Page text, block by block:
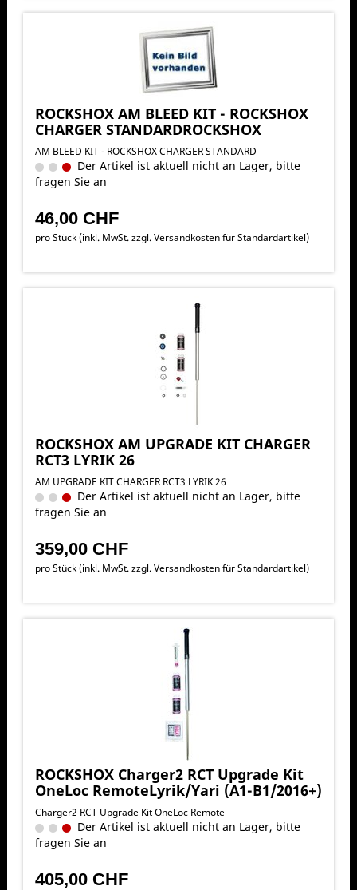
ROCKSHOX AM BLEED KIT - ROCKSHOX
CHARGER STANDARDROCKSHOX
AM BLEED KIT - ROCKSHOX CHARGER STANDARD
Der Artikel ist aktuell nicht an Lager, bitte
fragen Sie an
46,00 CHF
pro Stück (inkl. MwSt. zzgl.Versandkosten für Standardartikel)
ROCKSHOX AM UPGRADE KIT CHARGER
RCT3 LYRIK 26
AM UPGRADE KIT CHARGER RCT3 LYRIK 26
Der Artikel ist aktuell nicht an Lager, bitte
fragen Sie an
359,00 CHF
pro Stück (inkl. MwSt. zzgl.Versandkosten für Standardartikel)
ROCKSHOX Charger2 RCT Upgrade Kit
OneLoc RemoteLyrik/Yari (A1-B1/2016+)
Charger2 RCT Upgrade Kit OneLoc Remote
Der Artikel ist aktuell nicht an Lager, bitte
fragen Sie an
405,00 CHF